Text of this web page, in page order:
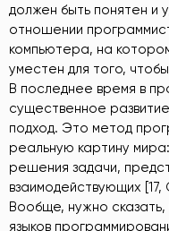
должен быть понятен и
отношении
компьютера, на
уместен для того,
В последнее время в
существенное
подход. Это метод
реальную картину
решения задачи,
взаимодействующих [17,
Вообще, нужно
языков